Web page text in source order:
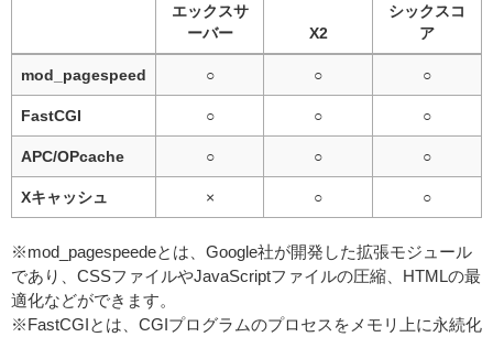
エックスサ
ーバー
X2
シックスコ
ア
mod_pagespeed ○ ○ ○
FastCGI ○ ○ ○
APC/OPcache ○ ○ ○
Xキャッシュ × ○ ○
※mod_pagespeedeとは、Google社が開発した拡張モジュール
であり、CSSファイルやJavaScriptファイルの圧縮、HTMLの最
適化などができます。
※FastCGIとは、CGIプログラムのプロセスをメモリ上に永続化